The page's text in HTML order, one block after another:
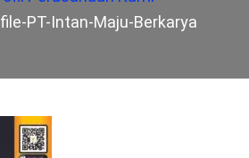
LANTAI
PT-Intan-Maju-Berkarya